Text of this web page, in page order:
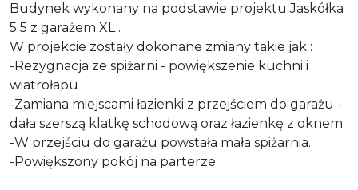
Budynek wykonany na podstawie projektu Jaskółka
5 5 z garażem XL .
W projekcie zostały dokonane zmiany takie jak :
-Rezygnacja ze spiżarni - powiększenie kuchni i
wiatrołapu
-Zamiana miejscami łazienki z przejściem do garażu -
dała szerszą klatkę schodową oraz łazienkę z oknem
-W przejściu do garażu powstała mała spiżarnia.
-Powiększony pokój na parterze